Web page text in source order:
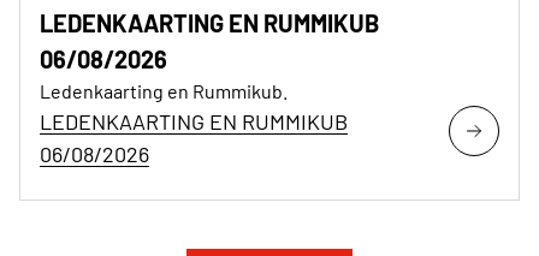
LEDENKAARTING EN RUMMIKUB
06/08/2026
Ledenkaarting en Rummikub.
LEDENKAARTING EN RUMMIKUB
06/08/2026